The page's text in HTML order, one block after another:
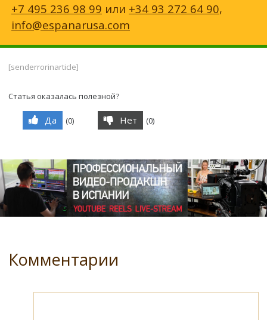
+7 495 236 98 99 или +34 93 272 64 90,
info@espanarusa.com
[senderrorinarticle]
Статья оказалась полезной?
Да (0) Нет (0)
Комментарии